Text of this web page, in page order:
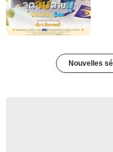
Nouvelles